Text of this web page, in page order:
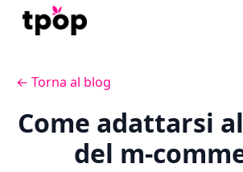
← Torna al blog
Come adattarsi
del m-